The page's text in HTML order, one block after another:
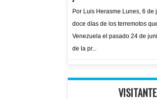
Por Luis Herasme Lunes, 6 de
doce días de los terremotos
Venezuela el pasado 24 de
de la pr...